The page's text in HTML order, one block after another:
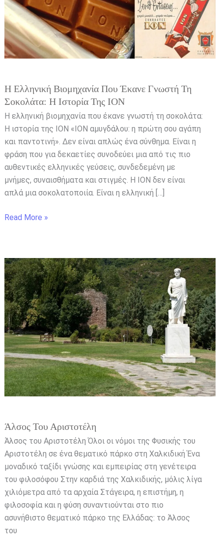
Η Ελληνική Βιομηχανία Που Έκανε Γνωστή Τη
Σοκολάτα: Η Ιστορία Της ΙΟΝ
Η ελληνική βιομηχανία που έκανε γνωστή τη σοκολάτα:
Η ιστορία της ΙΟΝ «ΙΟΝ αμυγδάλου: η πρώτη σου αγάπη
και παντοτινή». Δεν είναι απλώς ένα σύνθημα. Είναι η
φράση που για δεκαετίες συνοδεύει μια από τις πιο
αυθεντικές ελληνικές γεύσεις, συνδεδεμένη με
μνήμες, συναισθήματα και στιγμές. Η ΙΟΝ δεν είναι
απλά μια σοκολατοποιία. Είναι η ελληνική […]
γνωστή
τη
σοκολάτα:
Η
ιστορία
ΙΟΝ
Read More »
Άλσος Του Αριστοτέλη
Άλσος του Αριστοτέλη Όλοι οι νόμοι της Φυσικής του
Αριστοτέλη σε ένα θεματικό πάρκο στη Χαλκιδική Ένα
μοναδικό ταξίδι γνώσης και εμπειρίας στη γενέτειρα
του φιλοσόφου Στην καρδιά της Χαλκιδικής, μόλις λίγα
χιλιόμετρα από τα αρχαία Στάγειρα, η επιστήμη, η
φιλοσοφία και η φύση συναντιούνται στο πιο
ασυνήθιστο θεματικό πάρκο της Ελλάδας: το Άλσος
του
Άλσος
του
Αριστοτέλη